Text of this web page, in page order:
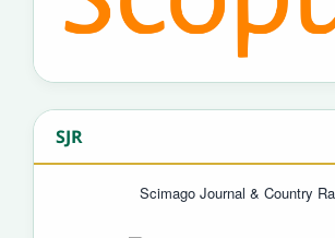
SJR
Scimago Journal & Country